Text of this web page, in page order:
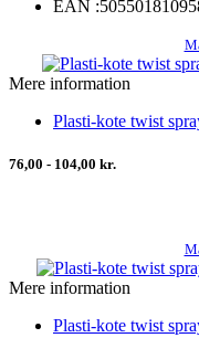
EAN :
Mere information
Plasti-kote twist
76,00 - 104,00 kr.
Mere information
Plasti-kote twist